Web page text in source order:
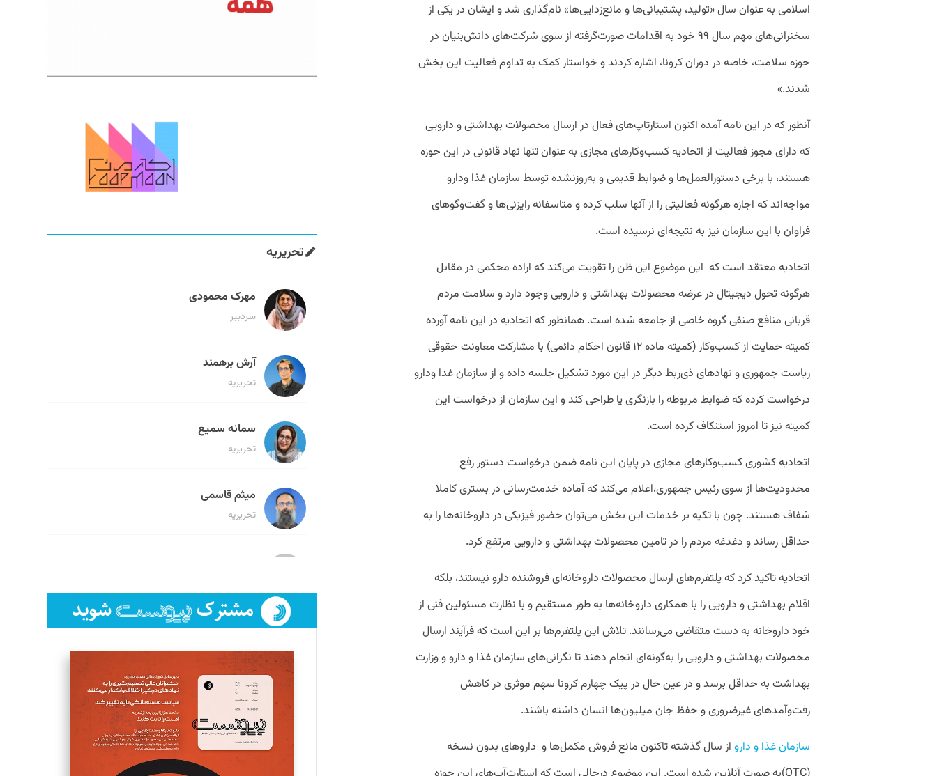
اسلامی به عنوان سال «تولید، پشتیبانی‌ها و مانع‌زدایی‌ها» نام‌گذاری شد و ایشان در یکی از
سخنرانی‌های مهم سال ۹۹ خود به اقدامات صورت‌گرفته از سوی شرکت‌های دانش‌بنیان در
حوزه سلامت، خاصه در دوران کرونا، اشاره کردند و خواستار کمک به تداوم فعالیت این بخش
شدند.»
آنطور که در این نامه آمده اکنون استارتاپ‌های فعال در ارسال محصولات بهداشتی و دارویی
که دارای مجوز فعالیت از اتحادیه کسب‌و‌کارهای مجازی به عنوان تنها نهاد قانونی در این حوزه
هستند، با برخی دستورالعمل‌ها و ضوابط قدیمی و به‌روزنشده توسط سازمان غذا ودارو
مواجه‌اند که اجازه هرگونه فعالیتی را از آنها سلب کرده و متاسفانه رایزنی‌ها و گفت‌وگوهای
فراوان با این سازمان نیز به نتیجه‌ای نرسیده است.
اتحادیه معتقد است که این موضوع این ظن را تقویت می‌کند که اراده‌ محکمی در مقابل
هرگونه تحول دیجیتال در عرضه محصولات بهداشتی و دارویی وجود دارد و سلامت مردم
قربانی منافع صنفی گروه خاصی از جامعه شده است. همانطور که اتحادیه در این نامه آورده
کمیته حمایت از کسب‌وکار (کمیته ماده ۱۲ قانون احکام دائمی) با مشارکت معاونت حقوقی
ریاست جمهوری و نهادهای ذی‌ربط دیگر در این مورد تشکیل جلسه داده و از سازمان غدا ودارو
درخواست کرده که ضوابط مربوطه را بازنگری یا طراحی کند و این سازمان از درخواست این
کمیته نیز تا امروز استنکاف کرده است.
اتحادیه کشوری کسب‌وکارهای مجازی در پایان این نامه ضمن درخواست دستور رفع
محدودیت‌ها از سوی رئیس جمهوری،اعلام می‌کند که آماده خدمت‌رسانی در بستری کاملا
شفاف هستند. چون با تکیه بر خدمات این بخش می‌توان حضور فیزیکی در داروخانه‌ها را به
حداقل رساند و دغدغه مردم را در تامین محصولات بهداشتی و دارویی مرتفع کرد.
اتحادیه تاکید کرد که پلتفرم‌های ارسال محصولات داروخانه‌ای فروشنده دارو نیستند، بلکه
اقلام بهداشتی و دارویی‌ را با همکاری داروخانه‌ها به طور مستقیم و با نظارت مسئولین فنی از
خود داروخانه به دست متقاضی می‌رسانند. تلاش این پلتفرم‌ها بر این است که فرآیند ارسال
محصولات بهداشتی و دارویی را به‌گونه‌ای انجام دهند تا نگرانی‌های سازمان غذا و دارو و وزارت
بهداشت به حداقل برسد و در عین حال در پیک چهارم کرونا سهم موثری در کاهش
رفت‌وآمدهای غیرضروری و حفظ جان میلیون‌ها انسان داشته باشند.
سازمان غذا و دارو از سال گذشته تاکنون مانع فروش مکمل‌ها و داروهای بدون نسخه
تحریریه
مهرک محمودی
سردبیر
آرش برهمند
تحریریه
سمانه سمیع
تحریریه
میثم قاسمی
تحریریه
لیلا حنارود
فائزه فتحی رستمی
تحریریه
سروش کرمیان
تحریریه
مینا پاکدل